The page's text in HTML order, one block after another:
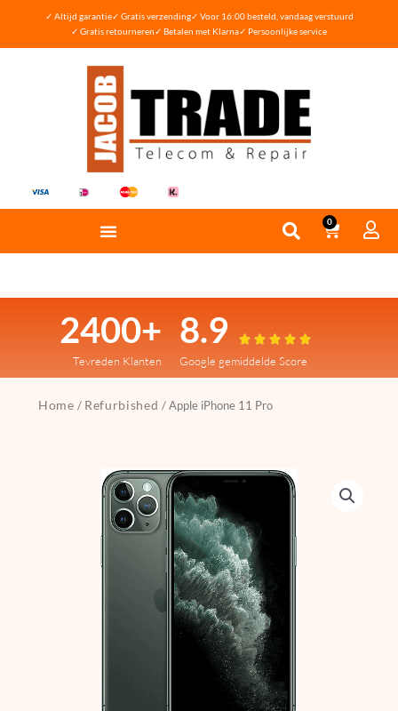
✓ Altijd garantie✓ Gratis verzending✓ Voor 16:00 besteld, vandaag verstuurd
✓ Gratis retourneren✓ Betalen met Klarna✓ Persoonlijke service
0
2400+
Tevreden Klanten
8.9     
Google gemiddelde Score
Home / Refurbished / Apple iPhone 11 Pro